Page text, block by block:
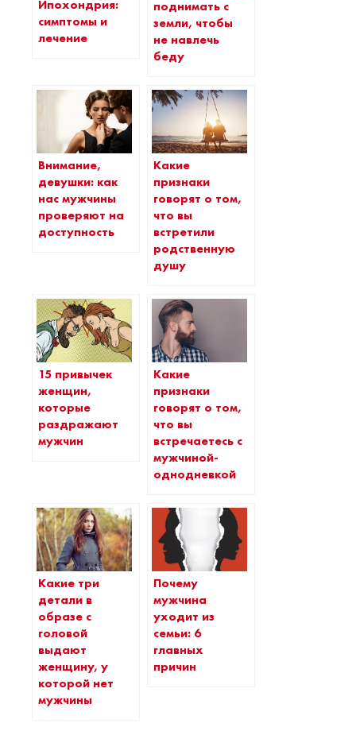
Ипохондрия:
симптомы и
лечение
поднимать с
земли, чтобы
не навлечь
беду
Внимание,
девушки: как
нас мужчины
проверяют на
доступность
Какие
признаки
говорят о том,
что вы
встретили
родственную
душу
15 привычек
женщин,
которые
раздражают
мужчин
Какие
признаки
говорят о том,
что вы
встречаетесь с
мужчиной-
однодневкой
Какие три
детали в
образе с
головой
выдают
женщину, у
которой нет
мужчины
Почему
мужчина
уходит из
семьи: 6
главных
причин